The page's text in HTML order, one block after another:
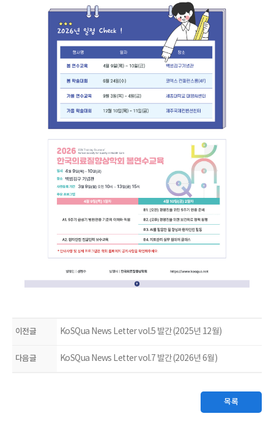
이전글 KoSQua News Letter vol.5 발간(2025년 12월)
다음글 KoSQua News Letter vol.7 발간(2026년 6월)
목록